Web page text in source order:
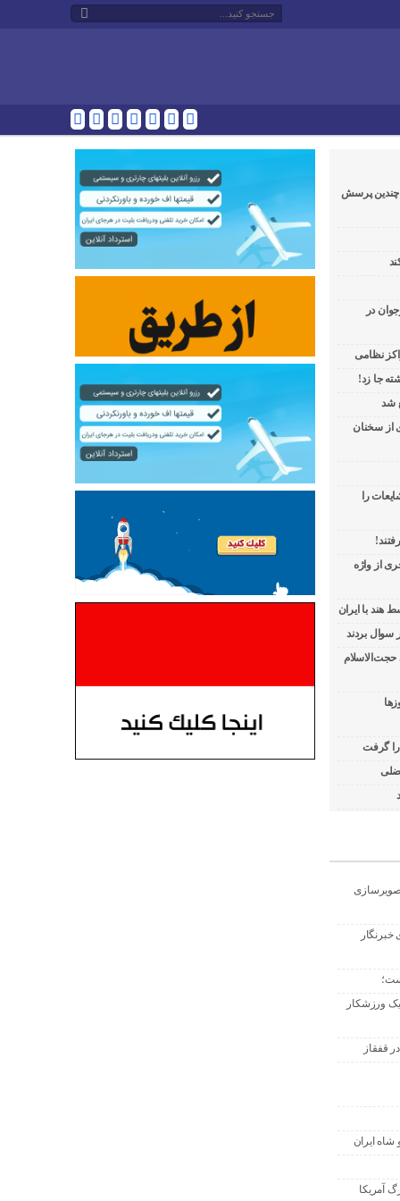
چندین پرسش
در
نظامی
جا زد!
شد
از سخنان
را
از واژه
هند با ایران
حجت‌الاسلام
را گرفت
یک ورزشکار
قفقاز
ایران
آمریکا